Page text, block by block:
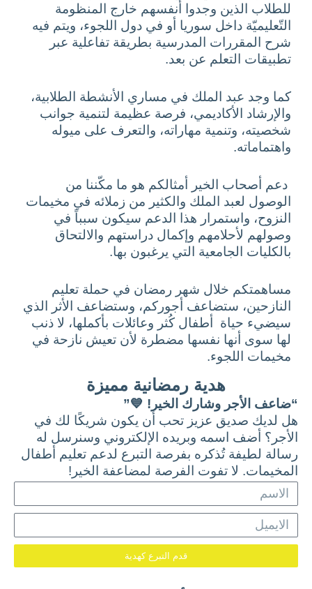
للطلاب الذين وجدوا أنفسهم خارج المنظومة
التّعليميّة داخل سوريا أو في دول اللجوء، ويتم فيه
شرح المقررات المدرسية بطريقة تفاعلية عبر
تطبيقات التعلم عن بعد.
كما وجد عبد الملك في مساري الأنشطة الطلابية،
والإرشاد الأكاديمي، فرصة عظيمة لتنمية جوانب
شخصيته، وتنمية مهاراته، والتعرف على ميوله
واهتماماته.
دعم أصحاب الخير أمثالكم هو ما مكّننا من
الوصول لعبد الملك والكثير من زملائه في مخيمات
النزوح، واستمرار هذا الدعم سيكون سبباً في
وصولهم لأحلامهم وإكمال دراستهم والالتحاق
بالكليات الجامعية التي يرغبون بها.
مساهمتكم خلال شهر رمضان في حملة تعليم
النازحين، ستضاعف أجوركم، وستضاعف الأثر الذي
سيضيء حياة أطفال كُثر وعائلات بأكملها، لا ذنب
لها سوى أنها نفسها مضطرة لأن تعيش نازحة في
مخيمات اللجوء.
هدية رمضانية مميزة
“ضاعف الأجر وشارك الخير! 💙”
هل لديك صديق عزيز تحب أن يكون شريكًا لك في
الأجر؟ أضف اسمه وبريده الإلكتروني وسنرسل له
رسالة لطيفة تُذكره بفرصة التبرع لدعم تعليم أطفال
المخيمات. لا تفوت الفرصة لمضاعفة الخير!
ل
سل
ي
قدم التبرع كهدية